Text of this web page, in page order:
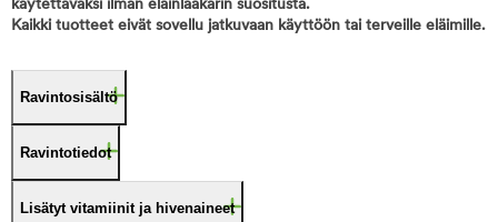
käytettäväksi ilman eläinlääkärin suositusta.
Kaikki tuotteet eivät sovellu jatkuvaan käyttöön tai terveille eläimille.
Ravintosisältö
Ravintotiedot
Lisätyt vitamiinit ja hivenaineet